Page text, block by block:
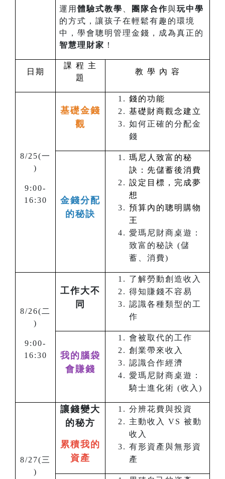
運用 體驗式教學 團隊合作與玩中學
的方式，讓孩子在輕鬆有趣的環境
中，學會聰明管理金錢，成為真正的
智慧理財家 ！
日期
課 程 主
題
教 學 內 容
8/25(一
)
9:00-
16:30
基礎金錢
觀
錢的功能
基礎財商觀念建立
如何正確的分配金
錢
金錢分配
的秘訣
瑪尼人致富的秘
訣：先儲蓄後消費
設定目標，完成夢
想
預算內的聰明購物
王
愛瑪尼財商桌遊：
致富的秘訣 (儲
蓄、消費)
8/26( 二
)
9:00-
16:30
工作大不
同
了解勞動創造收入
得知賺錢不容易
認識各種類型的工
作
我的腦袋
會賺錢
會被取代的工作
創業帶來收入
認識合作經濟
愛瑪尼財商桌遊：
騎士進化術 (收入)
8/27(三
)
讓錢變大
的秘方
累積我的
資產
分辨花費與投資
主動收入 VS 被動
收入
有形資產與無形資
產